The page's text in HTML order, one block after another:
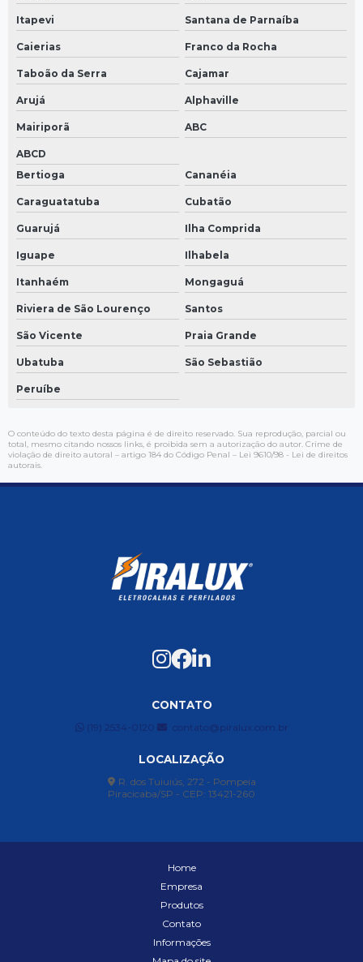
Itapevi Santana de Parnaíba
Caierias Franco da Rocha
Taboão da Serra Cajamar
Arujá Alphaville
Mairiporã ABC
ABCD
Bertioga
Cananéia
Caraguatatuba Cubatão
Guarujá Ilha Comprida
Iguape Ilhabela
Itanhaém Mongaguá
Riviera de São Lourenço Santos
São Vicente Praia Grande
Ubatuba São Sebastião
Peruíbe
O conteúdo do texto desta página é de direito reservado. Sua reprodução, parcial ou
total, mesmo citando nossos links, é proibida sem a autorização do autor. Crime de
violação de direito autoral – artigo 184 do Código Penal – Lei 9610/98 - Lei de direitos
autorais.
CONTATO
(19) 2534-0120 contato@piralux.com.br
LOCALIZAÇÃO
R. dos Tuiuiús, 272 - Pompeia
Piracicaba/SP - CEP: 13421-260
Home
Empresa
Produtos
Contato
Informações